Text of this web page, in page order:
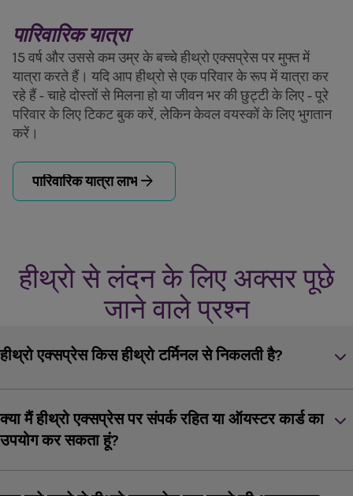
पारिवारिक यात्रा
15 वर्ष और उससे कम उम्र के बच्चे हीथ्रो एक्सप्रेस पर मुफ्त में
यात्रा करते हैं। यदि आप हीथ्रो से एक परिवार के रूप में यात्रा कर
रहे हैं - चाहे दोस्तों से मिलना हो या जीवन भर की छुट्टी के लिए - पूरे
परिवार के लिए टिकट बुक करें, लेकिन केवल वयस्कों के लिए भुगतान
करें।
पारिवारिक यात्रा लाभ arrow_forward
हीथ्रो से लंदन के लिए अक्सर पूछे
जाने वाले प्रश्न
हीथ्रो एक्सप्रेस किस हीथ्रो टर्मिनल से निकलती है? keyboard_arrow_down
क्या मैं हीथ्रो एक्सप्रेस पर संपर्क रहित या ऑयस्टर कार्ड का
उपयोग कर सकता हूं?
keyboard_arrow_down